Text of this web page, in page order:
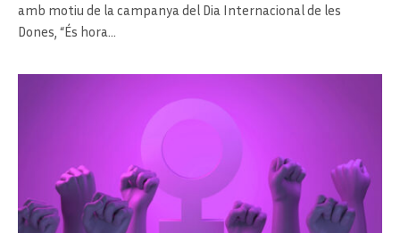
amb motiu de la campanya del Dia Internacional de les
Dones, “És hora…